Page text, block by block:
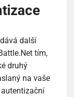
další
tím,
druhý
na vaše